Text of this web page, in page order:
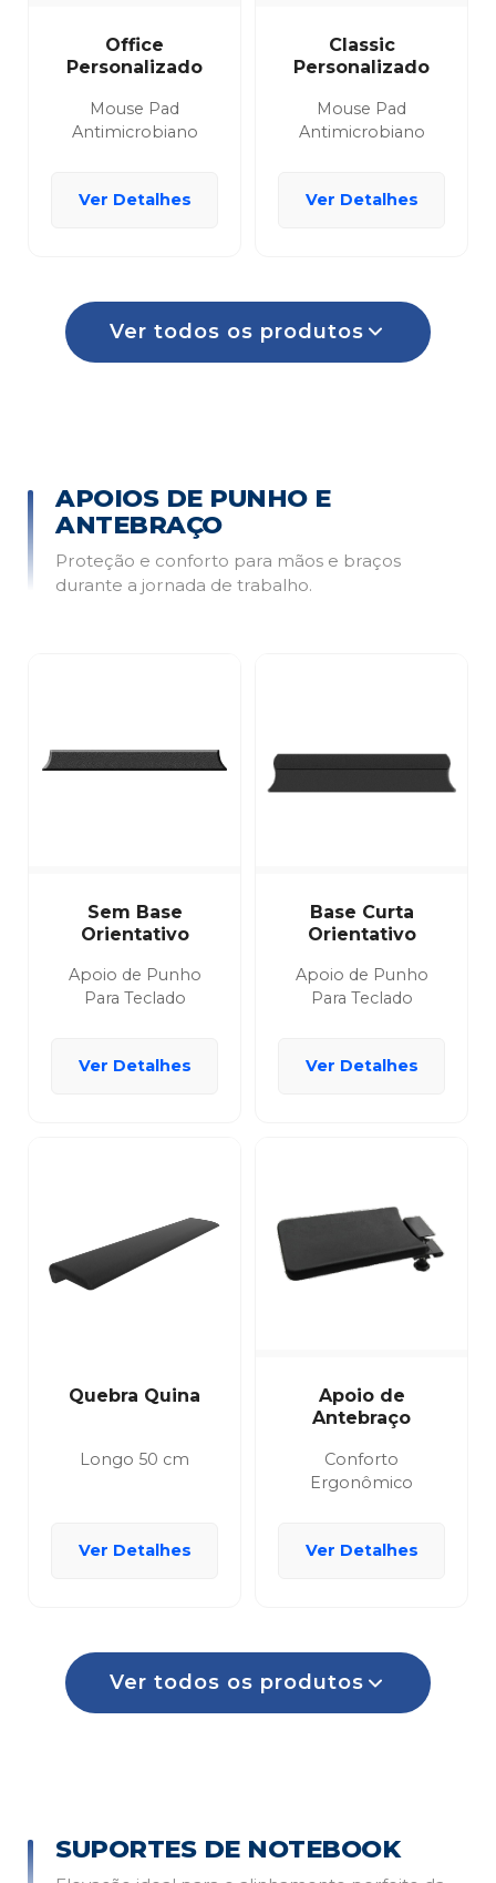
Office
Personalizado
Mouse Pad
Antimicrobiano
Ver Detalhes
Classic
Personalizado
Mouse Pad
Antimicrobiano
Ver Detalhes
Ver todos os produtos
APOIOS DE PUNHO E
ANTEBRAÇO
Proteção e conforto para mãos e braços
durante a jornada de trabalho.
Sem Base
Orientativo
Apoio de Punho
Para Teclado
Ver Detalhes
Base Curta
Orientativo
Apoio de Punho
Para Teclado
Ver Detalhes
Quebra Quina
Longo 50 cm
Ver Detalhes
Apoio de
Antebraço
Conforto
Ergonômico
Ver Detalhes
Ver todos os produtos
SUPORTES DE NOTEBOOK